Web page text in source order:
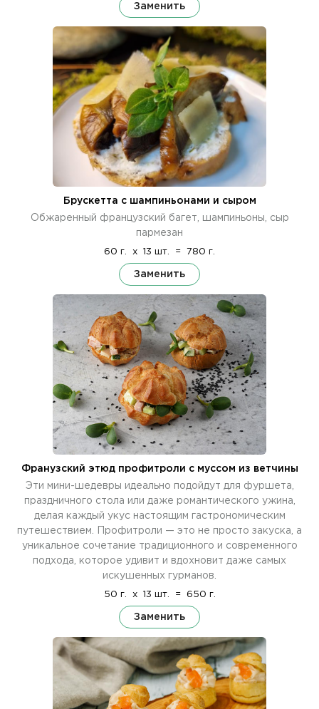
Заменить
Брускетта с шампиньонами и сыром
Обжаренный французский багет, шампиньоны, сыр
пармезан
60 г. x 13 шт. = 780 г.
Заменить
Франузский этюд профитроли с муссом из ветчины
Эти мини-шедевры идеально подойдут для фуршета,
праздничного стола или даже романтического ужина,
делая каждый укус настоящим гастрономическим
путешествием. Профитроли — это не просто закуска, а
уникальное сочетание традиционного и современного
подхода, которое удивит и вдохновит даже самых
искушенных гурманов.
50 г. x 13 шт. = 650 г.
Заменить